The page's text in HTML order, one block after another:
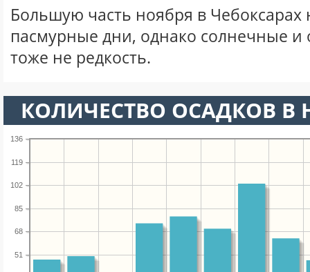
Большую часть ноября в
пасмурные дни, однако солнечные
тоже не редкость.
КОЛИЧЕСТВО ОСАДКОВ В
51
68
85
102
119
136